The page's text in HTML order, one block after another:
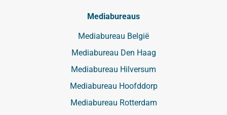
Mediabureaus
Mediabureau België
Mediabureau Den Haag
Mediabureau Hilversum
Mediabureau Hoofddorp
Mediabureau Rotterdam